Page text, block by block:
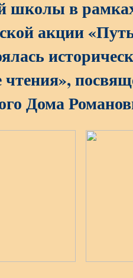
школы в
акции
чтения»,
Дома